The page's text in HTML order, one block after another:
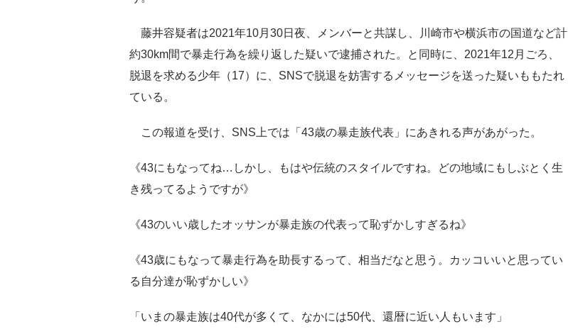
藤井容疑者は2021年10月30日夜、メンバーと共謀し、川崎市や横浜市の国道など計
約30km間で暴走行為を繰り返した疑いで逮捕された。と同時に、2021年12月ごろ、
脱退を求める少年（17）に、SNSで脱退を妨害するメッセージを送った疑いももたれ
ている。
この報道を受け、SNS上では「43歳の暴走族代表」にあきれる声があがった。
《43にもなってね…しかし、もはや伝統のスタイルですね。どの地域にもしぶとく生
き残ってるようですが》
《43のいい歳したオッサンが暴走族の代表って恥ずかしすぎるね》
《43歳にもなって暴走行為を助長するって、相当だなと思う。カッコいいと思ってい
る自分達が恥ずかしい》
「いまの暴走族は40代が多くて、なかには50代、還暦に近い人もいます」